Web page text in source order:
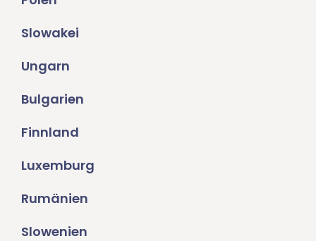
Slowakei
Ungarn
Bulgarien
Finnland
Luxemburg
Rumänien
Slowenien